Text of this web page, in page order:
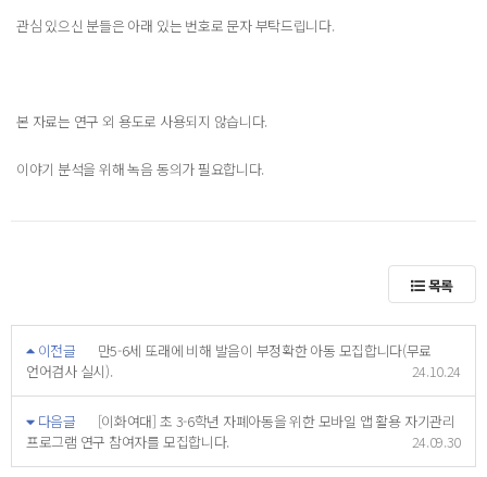
관심 있으신 분들은 아래 있는 번호로 문자 부탁드립니다.
본 자료는 연구 외 용도로 사용되지 않습니다.
이야기 분석을 위해 녹음 동의가 필요합니다.
목록
이전글
만5-6세 또래에 비해 발음이 부정확한 아동 모집합니다(무료
언어검사 실시).
24.10.24
다음글
[이화여대] 초 3-6학년 자폐아동을 위한 모바일 앱 활용 자기관리
프로그램 연구 참여자를 모집합니다.
24.09.30